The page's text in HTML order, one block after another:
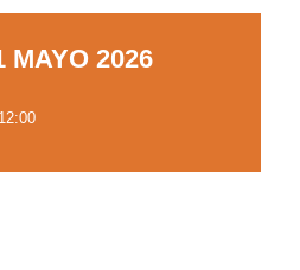
MAYO 2026